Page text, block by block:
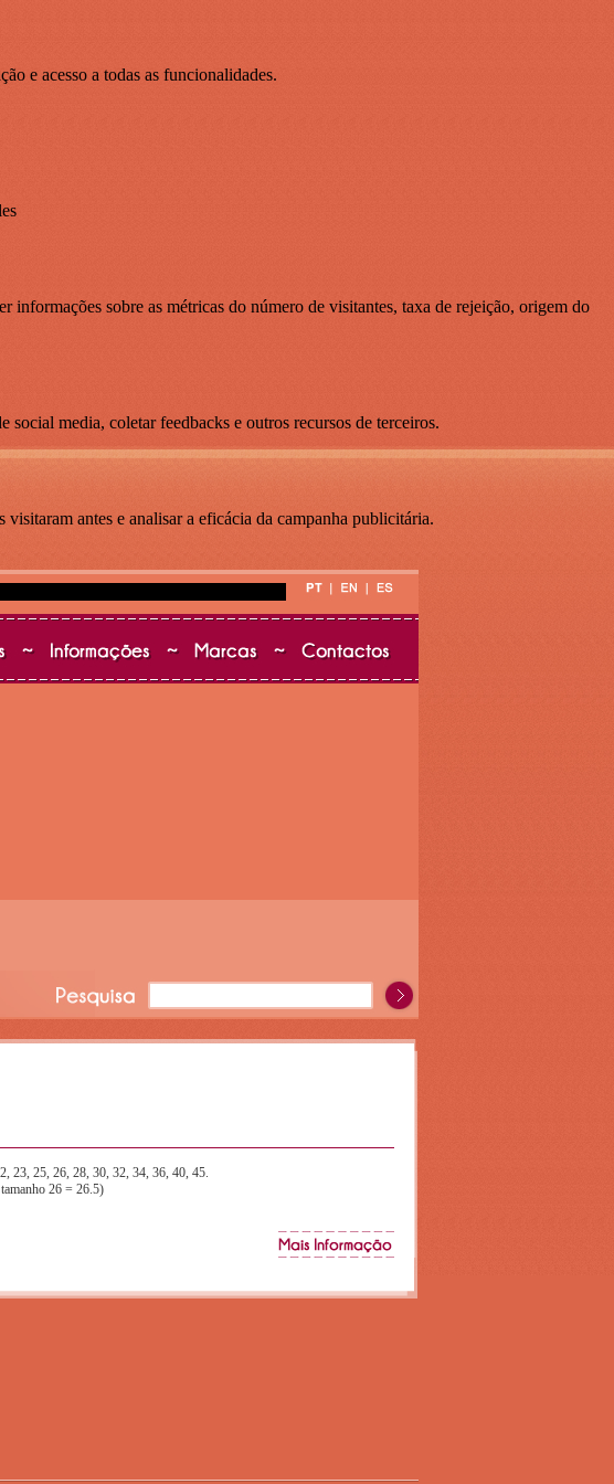
e acesso a todas as funcionalidades.
informações sobre as métricas do número de visitantes, taxa de rejeição, origem do
media, coletar feedbacks e outros recursos de terceiros.
antes e analisar a eficácia da campanha publicitária.
23, 25, 26, 28, 30, 32, 34, 36, 40, 45.
26 = 26.5)